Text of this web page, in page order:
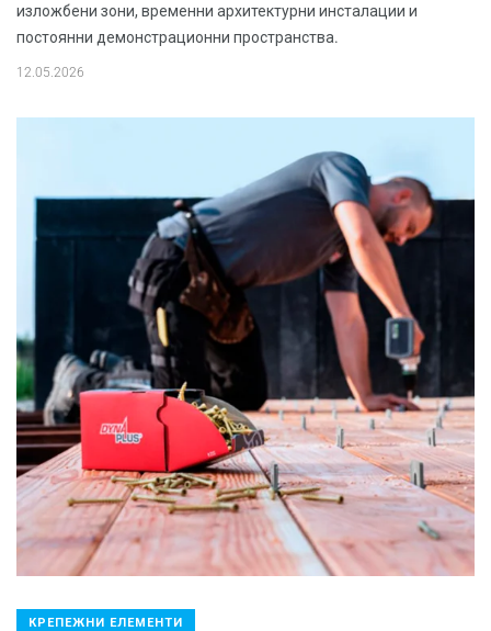
изложбени зони, временни архитектурни инсталации и
постоянни демонстрационни пространства.
12.05.2026
КРЕПЕЖНИ ЕЛЕМЕНТИ